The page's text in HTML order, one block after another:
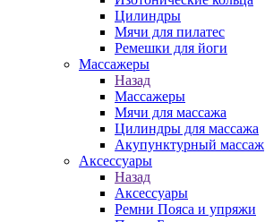
Цилиндры
Мячи для пилатес
Ремешки для йоги
Массажеры
Назад
Массажеры
Мячи для массажа
Цилиндры для массажа
Акупунктурный массаж
Аксессуары
Назад
Аксессуары
Ремни Пояса и упряжи